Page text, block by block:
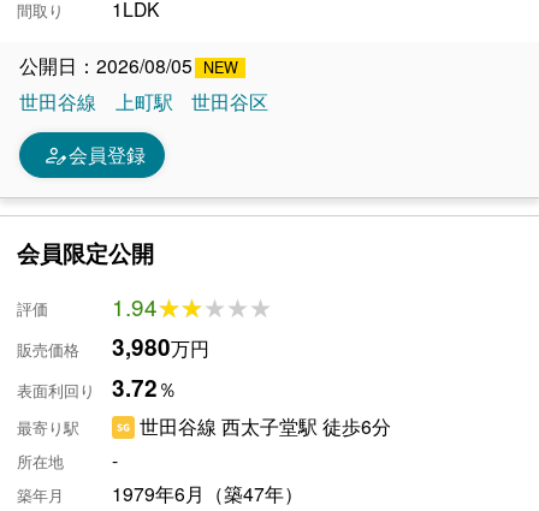
間取り 1LDK
公開日：2026/08/05
世田谷線
上町駅 世田谷区
person_edit会員登録
会員限定公開
評価 1.94★★★★★
★★★★★
販売価格 3,980万円
表面利回り 3.72％
最寄り駅 世田谷線 西太子堂駅 徒歩6分
所在地 -
築年月 1979年6月（築47年）